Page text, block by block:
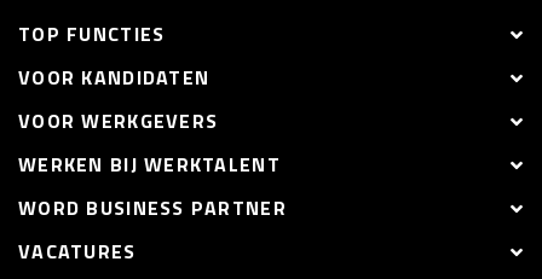
TOP FUNCTIES
VOOR KANDIDATEN
VOOR WERKGEVERS
WERKEN BIJ WERKTALENT
WORD BUSINESS PARTNER
VACATURES